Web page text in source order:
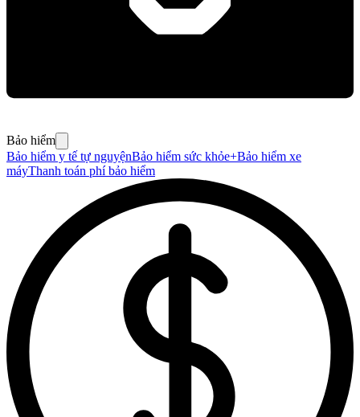
Bảo hiểm
Bảo hiểm y tế tự nguyệnBảo hiểm sức khỏe+Bảo hiểm xe
máyThanh toán phí bảo hiểm